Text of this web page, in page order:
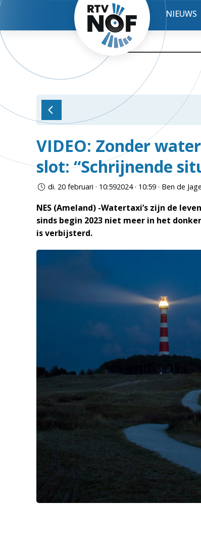
NIEUWS
VIDEO: Zonder
slot: “Schrijnende
di. 20 februari · 10:592024 · 10:59 · Ben de
NES (Ameland) -Watertaxi’s zijn de
sinds begin 2023 niet meer in het
is verbijsterd.